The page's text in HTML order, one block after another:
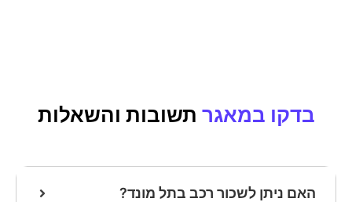
בדקו במאגר תשובות והשאלות
האם ניתן לשכור רכב בתל מונד?